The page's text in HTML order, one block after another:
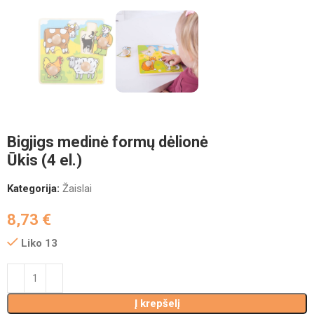
Bigjigs medinė formų dėlionė
Ūkis (4 el.)
Kategorija: Žaislai
8,73 €
Liko 13
Į krepšelį